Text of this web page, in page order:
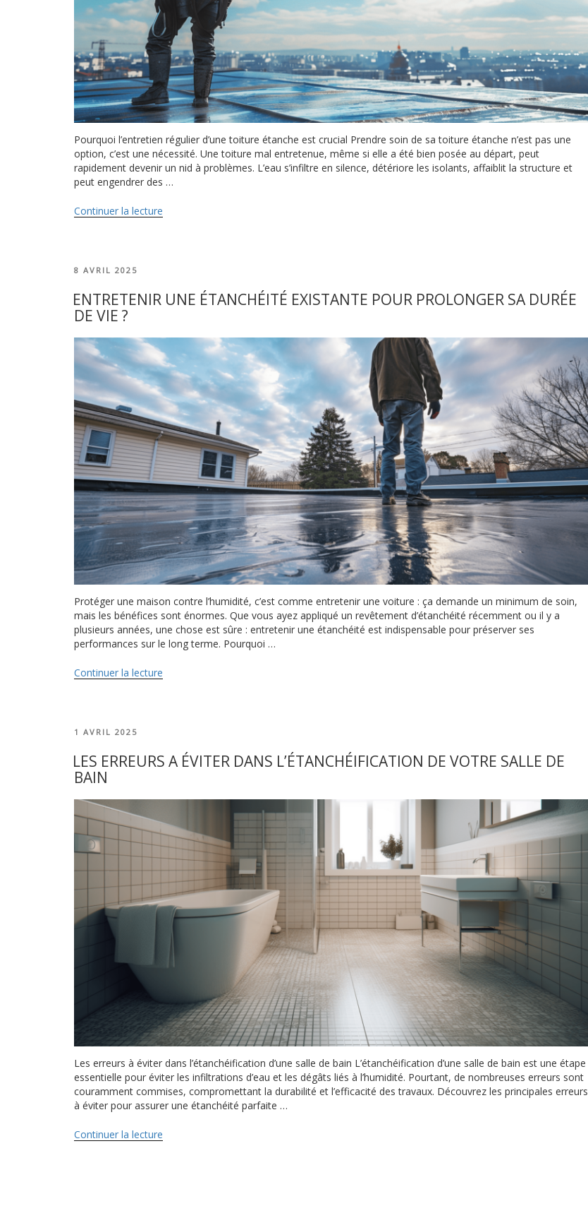
Pourquoi l’entretien régulier d’une toiture étanche est crucial Prendre soin de sa toiture étanche n’est pas une
option, c’est une nécessité. Une toiture mal entretenue, même si elle a été bien posée au départ, peut
rapidement devenir un nid à problèmes. L’eau s’infiltre en silence, détériore les isolants, affaiblit la structure et
peut engendrer des …
Continuer la lecture
la
toiture
étanche »
PUBLIÉ
8 AVRIL 2025
ENTRETENIR UNE ÉTANCHÉITÉ EXISTANTE POUR PROLONGER SA DURÉE
DE VIE ?
Protéger une maison contre l’humidité, c’est comme entretenir une voiture : ça demande un minimum de soin,
mais les bénéfices sont énormes. Que vous ayez appliqué un revêtement d’étanchéité récemment ou il y a
plusieurs années, une chose est sûre : entretenir une étanchéité est indispensable pour préserver ses
performances sur le long terme. Pourquoi …
Continuer la lecture
prolonger
de
? »
PUBLIÉ
1 AVRIL 2025
LES ERREURS A ÉVITER DANS L’ÉTANCHÉIFICATION DE VOTRE SALLE DE
BAIN
Les erreurs à éviter dans l’étanchéification d’une salle de bain L’étanchéification d’une salle de bain est une étape
essentielle pour éviter les infiltrations d’eau et les dégâts liés à l’humidité. Pourtant, de nombreuses erreurs sont
couramment commises, compromettant la durabilité et l’efficacité des travaux. Découvrez les principales erreurs
à éviter pour assurer une étanchéité parfaite …
Continuer la lecture